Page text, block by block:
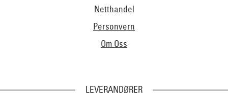
Netthandel
Personvern
Om Oss
LEVERANDØRER